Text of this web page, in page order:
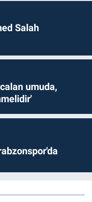
Salah
umuda,